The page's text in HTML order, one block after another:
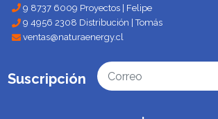
9 8737 6009 Proyectos | Felipe
9 4956 2308 Distribución | Tomás
ventas@naturaenergy.cl
Suscripción